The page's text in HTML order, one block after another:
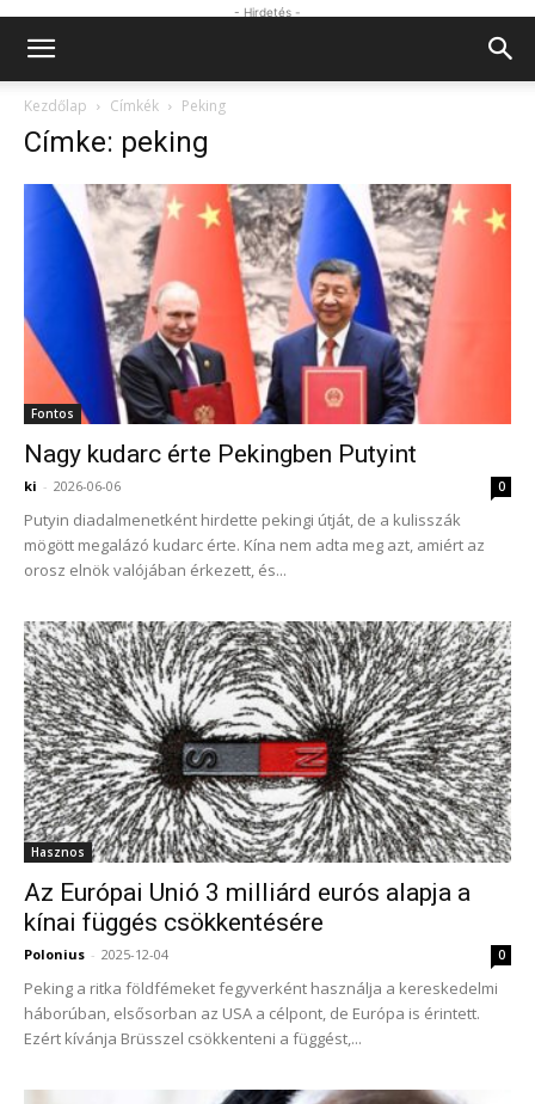
- Hirdetés -
Kezdőlap Címkék Peking
Címke: peking
Fontos
Nagy kudarc érte Pekingben Putyint
ki - 2026-06-06 0
Putyin diadalmenetként hirdette pekingi útját, de a kulisszák
mögött megalázó kudarc érte. Kína nem adta meg azt, amiért az
orosz elnök valójában érkezett, és...
Hasznos
Az Európai Unió 3 milliárd eurós alapja a
kínai függés csökkentésére
Polonius - 2025-12-04 0
Peking a ritka földfémeket fegyverként használja a kereskedelmi
háborúban, elsősorban az USA a célpont, de Európa is érintett.
Ezért kívánja Brüsszel csökkenteni a függést,...